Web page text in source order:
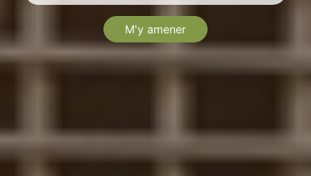
M'y amener